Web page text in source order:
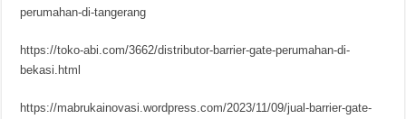
perumahan-di-tangerang
https://toko-abi.com/3662/distributor-barrier-gate-perumahan-di-
bekasi.html
https://mabrukainovasi.wordpress.com/2023/11/09/jual-barrier-gate-